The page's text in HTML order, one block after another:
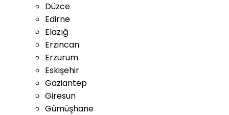
Düzce
Edirne
Elazığ
Erzincan
Erzurum
Eskişehir
Gaziantep
Giresun
Gümüşhane